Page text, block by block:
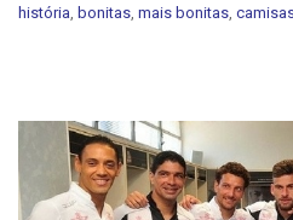
história bonitas mais bonitas